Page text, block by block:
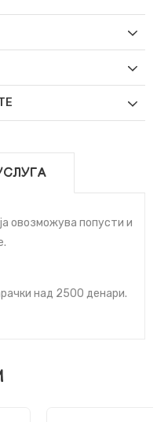
овозможува попусти и
над 2500 денари.